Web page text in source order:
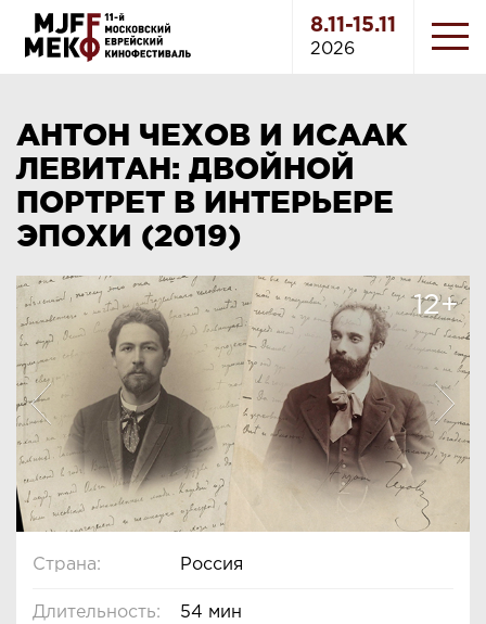
8.11-15.11
2026
АНТОН ЧЕХОВ И ИСААК
ЛЕВИТАН: ДВОЙНОЙ
ПОРТРЕТ В ИНТЕРЬЕРЕ
ЭПОХИ (2019)
12+
Страна: Россия
Длительность: 54 мин